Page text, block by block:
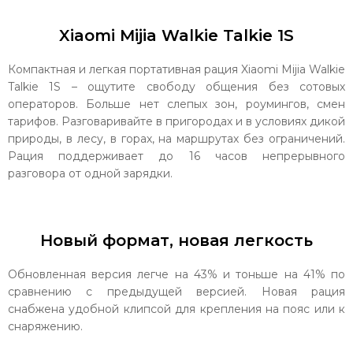
Xiaomi Mijia Walkie Talkie 1S
Компактная и легкая портативная рация Xiaomi Mijia Walkie
Talkie 1S – ощутите свободу общения без сотовых
операторов. Больше нет слепых зон, роумингов, смен
тарифов. Разговаривайте в пригородах и в условиях дикой
природы, в лесу, в горах, на маршрутах без ограничений.
Рация поддерживает до 16 часов непрерывного
разговора от одной зарядки.
Новый формат, новая легкость
Обновленная версия легче на 43% и тоньше на 41% по
сравнению с предыдущей версией. Новая рация
снабжена удобной клипсой для крепления на пояс или к
снаряжению.